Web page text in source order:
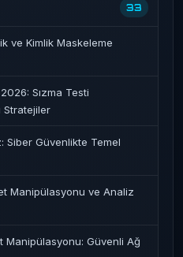
33
ve Kimlik Maskeleme
Sızma Testi
Stratejiler
Siber Güvenlikte Temel
Manipülasyonu ve Analiz
Manipülasyonu: Güvenli Ağ